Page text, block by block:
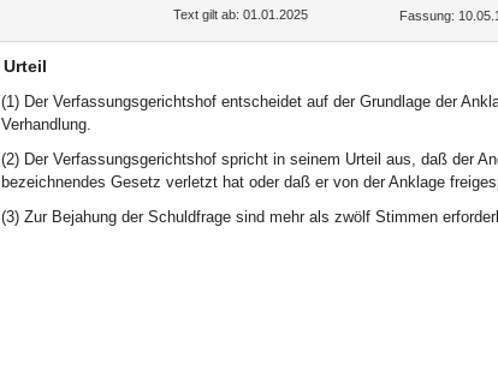
Text gilt ab: 01.01.2025 Fassung:
Urteil
(1) Der Verfassungsgerichtshof entscheidet auf der Grundlage der
Verhandlung.
(2) Der Verfassungsgerichtshof spricht in seinem Urteil aus, daß der
bezeichnendes Gesetz verletzt hat oder daß er von der Anklage
(3) Zur Bejahung der Schuldfrage sind mehr als zwölf Stimmen